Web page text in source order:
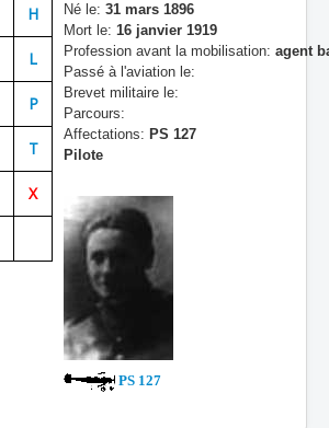
H
L
P
T
X
Né le: 31 mars 1896
Mort le: 16 janvier 1919
Profession avant la mobilisation: agent
Passé à l'aviation le:
Brevet militaire le:
Parcours:
Affectations: PS 127
Pilote
PS 127